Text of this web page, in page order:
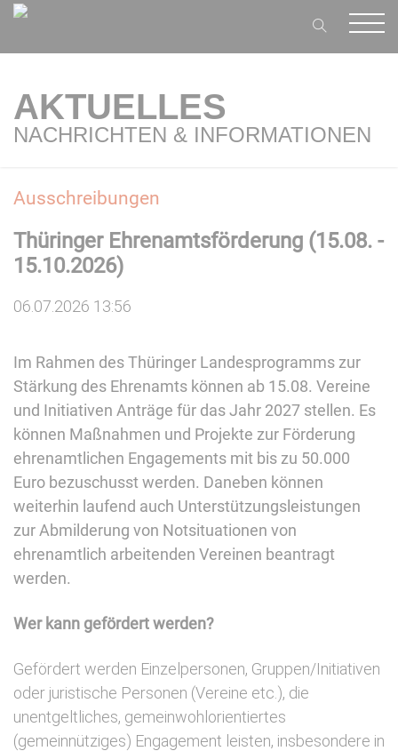
AKTUELLES
NACHRICHTEN & INFORMATIONEN
Ausschreibungen
Thüringer Ehrenamtsförderung (15.08. -
15.10.2026)
06.07.2026 13:56
Im Rahmen des Thüringer Landesprogramms zur
Stärkung des Ehrenamts können ab 15.08. Vereine
und Initiativen Anträge für das Jahr 2027 stellen. Es
können Maßnahmen und Projekte zur Förderung
ehrenamtlichen Engagements mit bis zu 50.000
Euro bezuschusst werden. Daneben können
weiterhin laufend auch Unterstützungsleistungen
zur Abmilderung von Notsituationen von
ehrenamtlich arbeitenden Vereinen beantragt
werden.
Wer kann gefördert werden?
Gefördert werden Einzelpersonen, Gruppen/Initiativen
oder juristische Personen (Vereine etc.), die
unentgeltliches, gemeinwohlorientiertes
(gemeinnütziges) Engagement leisten, insbesondere in